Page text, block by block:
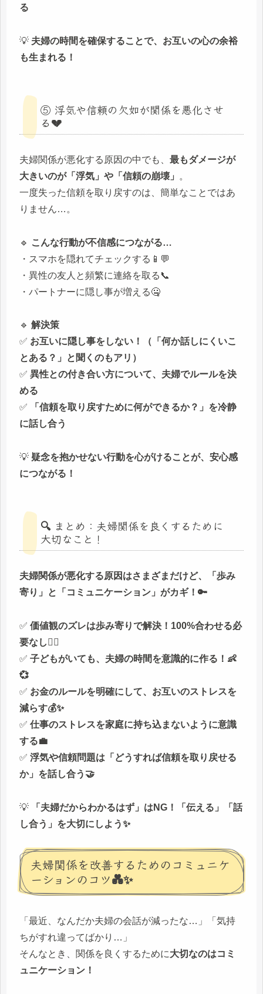
る
💡 夫婦の時間を確保することで、お互いの心の余裕
も生まれる！
⑤ 浮気や信頼の欠如が関係を悪化させ
る💔
夫婦関係が悪化する原因の中でも、 最もダメージが
大きいのが「浮気」や「信頼の崩壊」
。
一度失った信頼を取り戻すのは、簡単なことではあ
りません…。
🔹 こんな行動が不信感につながる…
・スマホを隠れてチェックする📱💬
・異性の友人と頻繁に連絡を取る📞
・パートナーに隠し事が増える🤐
🔹 解決策
✅ お互いに隠し事をしない！（「何か話しにくいこ
とある？」と聞くのもアリ）
✅ 異性との付き合い方について、夫婦でルールを決
める
✅
「信頼を取り戻すために何ができるか？」を冷静
に話し合う
💡 疑念を抱かせない行動を心がけることが、安心感
につながる！
🔍 まとめ：夫婦関係を良くするために
大切なこと！
夫婦関係が悪化する原因はさまざまだけど、「歩み
寄り」と「コミュニケーション」がカギ！🔑
✅ 価値観のズレは歩み寄りで解決！100%合わせる必
要なし🙆‍♀️
✅ 子どもがいても、夫婦の時間を意識的に作る！👶
💞
✅ お金のルールを明確にして、お互いのストレスを
減らす💰✨
✅ 仕事のストレスを家庭に持ち込まないように意識
する💼
✅ 浮気や信頼問題は「どうすれば信頼を取り戻せる
か」を話し合う🤝
💡
「夫婦だからわかるはず」はNG！「伝える」「話
し合う」を大切にしよう✨
夫婦関係を改善するためのコミュニケ
ーションのコツ💑✨
「最近、なんだか夫婦の会話が減ったな…」「気持
ちがすれ違ってばかり…」
そんなとき、関係を良くするために大切なのはコミ
ュニケーション！